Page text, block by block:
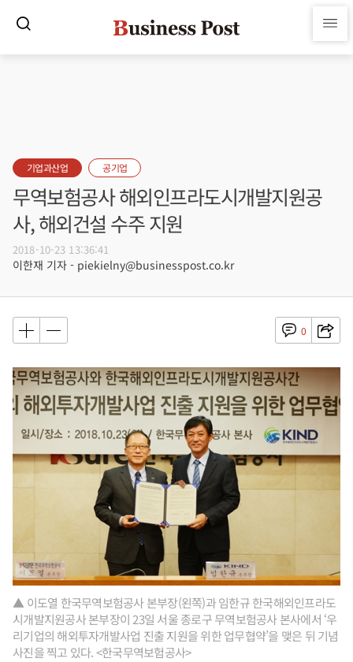
기업과산업 공기업
무역보험공사 해외인프라도시개발지원공
사, 해외건설 수주 지원
2018-10-23 13:36:41
이한재 기자 - piekielny@businesspost.co.kr
0
▲ 이도열 한국무역보험공사 본부장(왼쪽)과 임한규 한국해외인프라도
시개발지원공사 본부장이 23일 서울 종로구 무역보험공사 본사에서 ‘우
리기업의 해외투자개발사업 진출 지원을 위한 업무협약’을 맺은 뒤 기념
사진을 찍고 있다. <한국무역보험공사>